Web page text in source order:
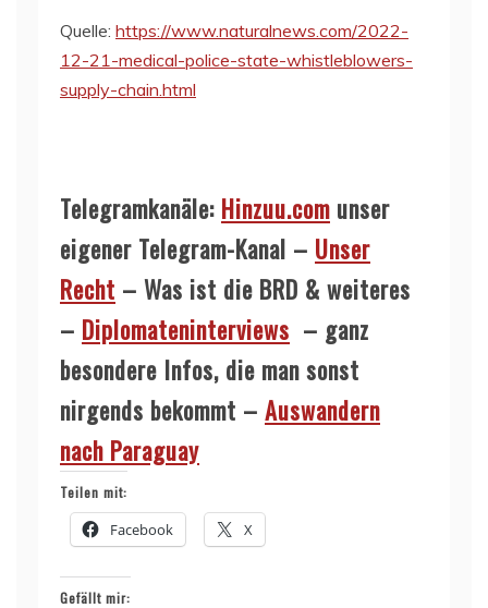
Quelle: https://www.naturalnews.com/2022-
12-21-medical-police-state-whistleblowers-
supply-chain.html
Telegramkanäle: Hinzuu.com unser
eigener Telegram-Kanal – Unser
Recht – Was ist die BRD & weiteres
– Diplomateninterviews – ganz
besondere Infos, die man sonst
nirgends bekommt – Auswandern
nach Paraguay
Teilen mit:
Facebook X
Gefällt mir: